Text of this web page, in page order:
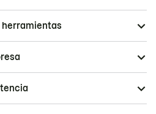
herramientas